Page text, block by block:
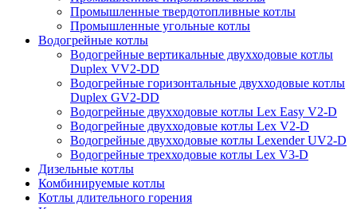
Промышленные твердотопливные котлы
Промышленные угольные котлы
Водогрейные котлы
Водогрейные вертикальные двухходовые котлы
Duplex VV2-DD
Водогрейные горизонтальные двухходовые котлы
Duplex GV2-DD
Водогрейные двухходовые котлы Lex Easy V2-D
Водогрейные двухходовые котлы Lex V2-D
Водогрейные двухходовые котлы Lexender UV2-D
Водогрейные трехходовые котлы Lex V3-D
Дизельные котлы
Комбинируемые котлы
Котлы длительного горения